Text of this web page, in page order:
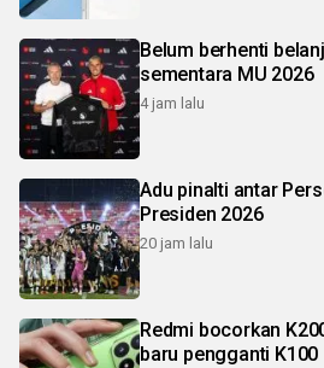
Belum berhenti
sementara MU 2026
4 jam lalu
Adu pinalti antar
Presiden 2026
20 jam lalu
Redmi bocorkan
baru pengganti K100